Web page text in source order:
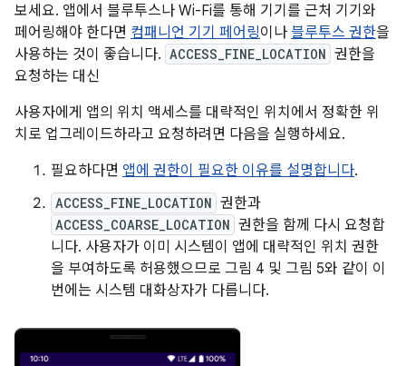
보세요. 앱에서 블루투스나 Wi-Fi를 통해 기기를 근처 기기와
페어링해야 한다면 컴패니언 기기 페어링이나 블루투스 권한을
사용하는 것이 좋습니다. ACCESS_FINE_LOCATION 권한을
요청하는 대신
사용자에게 앱의 위치 액세스를 대략적인 위치에서 정확한 위
치로 업그레이드하라고 요청하려면 다음을 실행하세요.
필요하다면 앱에 권한이 필요한 이유를 설명합니다.
ACCESS_FINE_LOCATION 권한과
ACCESS_COARSE_LOCATION 권한을 함께 다시 요청합
니다. 사용자가 이미 시스템이 앱에 대략적인 위치 권한
을 부여하도록 허용했으므로 그림 4 및 그림 5와 같이 이
번에는 시스템 대화상자가 다릅니다.